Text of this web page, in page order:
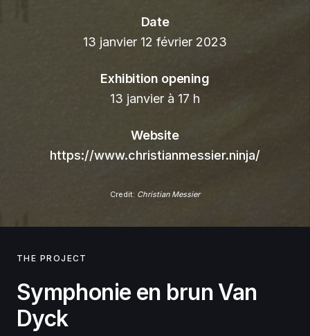
Date
13 janvier 12 février 2023
Exhibition opening
13 janvier à 17 h
Website
https://www.christianmessier.ninja/
Credit: Christian Messier
THE PROJECT
Symphonie en brun Van
Dyck